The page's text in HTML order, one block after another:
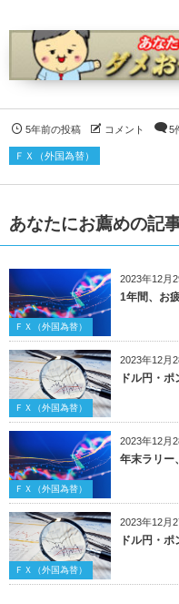
5年前の投稿 コメント 5
ＦＸ（外国為替）
あなたにお薦めの記
2023年12月
ＦＸ（外国為替）
1年間、お
2023年12月
ＦＸ（外国為替）
ドル円・
2023年12月
ＦＸ（外国為替）
年末ラリー
2023年12月
ＦＸ（外国為替）
ドル円・